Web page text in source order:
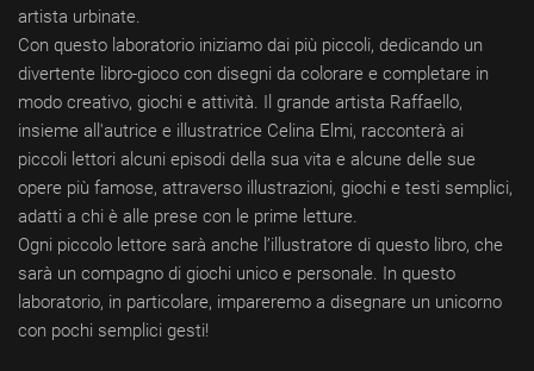
artista urbinate.
Con questo laboratorio iniziamo dai più piccoli, dedicando un
divertente libro-gioco con disegni da colorare e completare in
modo creativo, giochi e attività. Il grande artista Raffaello,
insieme all'autrice e illustratrice Celina Elmi, racconterà ai
piccoli lettori alcuni episodi della sua vita e alcune delle sue
opere più famose, attraverso illustrazioni, giochi e testi semplici,
adatti a chi è alle prese con le prime letture.
Ogni piccolo lettore sarà anche l’illustratore di questo libro, che
sarà un compagno di giochi unico e personale. In questo
laboratorio, in particolare, impareremo a disegnare un unicorno
con pochi semplici gesti!